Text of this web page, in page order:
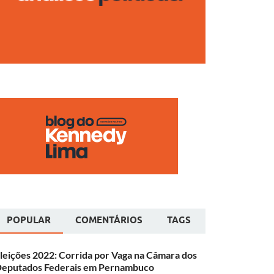
POPULAR COMENTÁRIOS TAGS
2022: Corrida por Vaga na Câmara dos
Federais em Pernambuco